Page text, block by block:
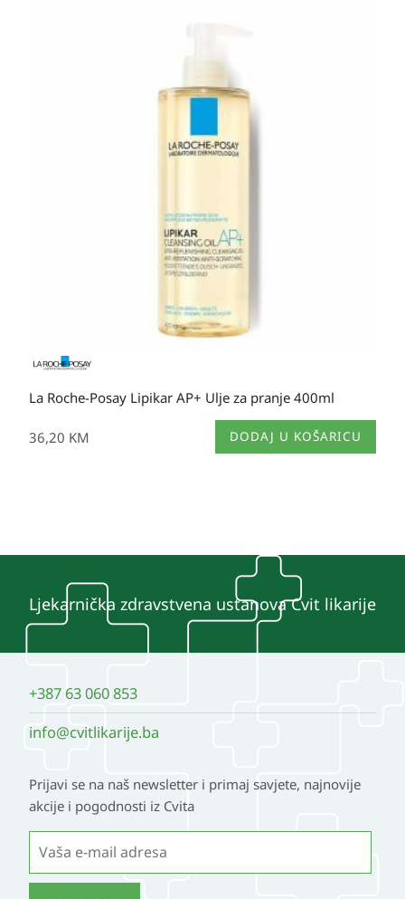
La Roche-Posay Lipikar AP+ Ulje za pranje 400ml
36,20 KM DODAJ U KOŠARICU
Ljekarnička zdravstvena ustanova Cvit likarije
+387 63 060 853
info@cvitlikarije.ba
Prijavi se na naš newsletter i primaj savjete, najnovije
akcije i pogodnosti iz Cvita